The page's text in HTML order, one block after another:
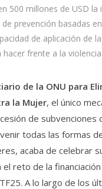
500 millones de USD la
prevención basadas
de aplicación de
hacer frente a la
de la ONU para
la Mujer, el único
de subvenciones
todas las formas
acaba de celebrar
el reto de la
A lo largo de los